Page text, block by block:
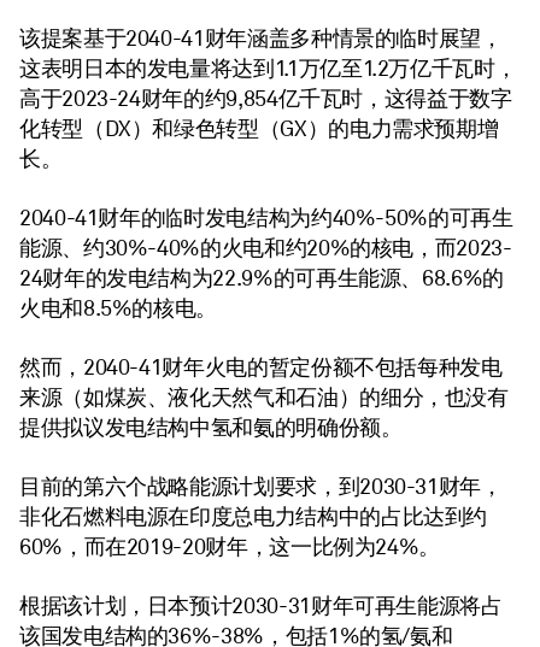
该提案基于2040-41财年涵盖多种情景的临时展望，
这表明日本的发电量将达到1.1万亿至1.2万亿千瓦时，
高于2023-24财年的约9,854亿千瓦时，这得益于数字
化转型（DX）和绿色转型（GX）的电力需求预期增
长。
2040-41财年的临时发电结构为约40%-50%的可再生
能源、约30%-40%的火电和约20%的核电，而2023-
24财年的发电结构为22.9%的可再生能源、68.6%的
火电和8.5%的核电。
然而，2040-41财年火电的暂定份额不包括每种发电
来源（如煤炭、液化天然气和石油）的细分，也没有
提供拟议发电结构中氢和氨的明确份额。
目前的第六个战略能源计划要求，到2030-31财年，
非化石燃料电源在印度总电力结构中的占比达到约
60%，而在2019-20财年，这一比例为24%。
根据该计划，日本预计2030-31财年可再生能源将占
该国发电结构的36%-38%，包括1%的氢/氨和